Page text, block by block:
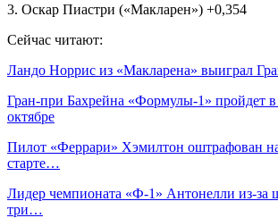
3. Оскар Пиастри («Макларен») +0,354
Сейчас читают:
Ландо Норрис из «Макларена» выиграл
Гран‑при Бахрейна «Формулы‑1» пройдет
октябре
Пилот «Феррари» Хэмилтон оштрафован
старте…
Лидер чемпионата «Ф‑1» Антонелли из‑за
три…